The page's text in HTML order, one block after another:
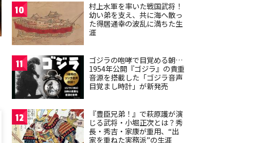
10
村上水軍を率いた戦国武将！
幼い弟を支え、共に海へ散っ
た得居通幸の波乱に満ちた生
涯
11
ゴジラの咆哮で目覚める朝…
1954年公開『ゴジラ』の貴重
音源を搭載した「ゴジラ音声
目覚まし時計」が新発売
12
『豊臣兄弟！』で萩原護が演
じる武将・小堀正次とは？秀
長・秀吉・家康が重用、“出
家を重ねた実務派”の生涯